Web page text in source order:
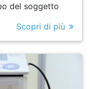
del soggetto
Scopri di più